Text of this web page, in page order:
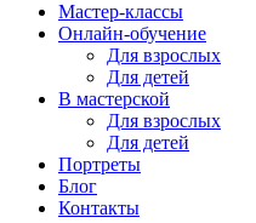
Мастер-классы
Онлайн-обучение
Для взрослых
Для детей
В мастерской
Для взрослых
Для детей
Портреты
Блог
Контакты